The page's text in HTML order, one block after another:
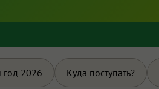
2026 Куда поступать?